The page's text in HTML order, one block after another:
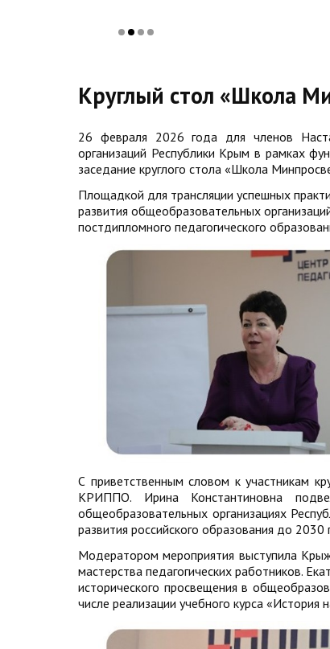
Круглый стол «Школа
26 февраля 2026 года для членов
организаций Республики Крым в рамках
заседание круглого стола «Школа
Площадкой для трансляции успешных
развития общеобразовательных
постдипломного педагогического
С приветственным словом к участникам
КРИППО. Ирина Константиновна
общеобразовательных организациях
развития российского образования до 2030
Модератором мероприятия выступила
мастерства педагогических работников.
исторического просвещения в
числе реализации учебного курса «История